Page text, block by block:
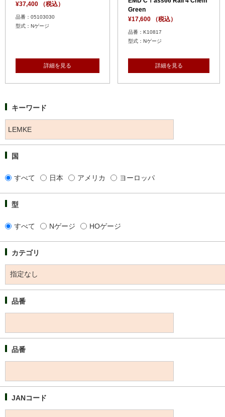
¥37,400 （税込）
品番：05103030
型式：Nゲージ
詳細を見る
Green
¥17,600 （税込）
品番：K10817
型式：Nゲージ
詳細を見る
キーワード
国
すべて 日本 アメリカ ヨーロッパ
型
すべて Nゲージ HOゲージ
カテゴリ
品番
品番
JANコード